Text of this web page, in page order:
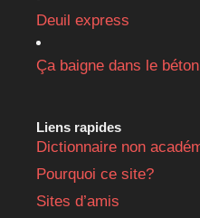
Deuil express
Ça baigne dans le béton
Liens rapides
Dictionnaire non
Pourquoi ce site?
Sites d’amis